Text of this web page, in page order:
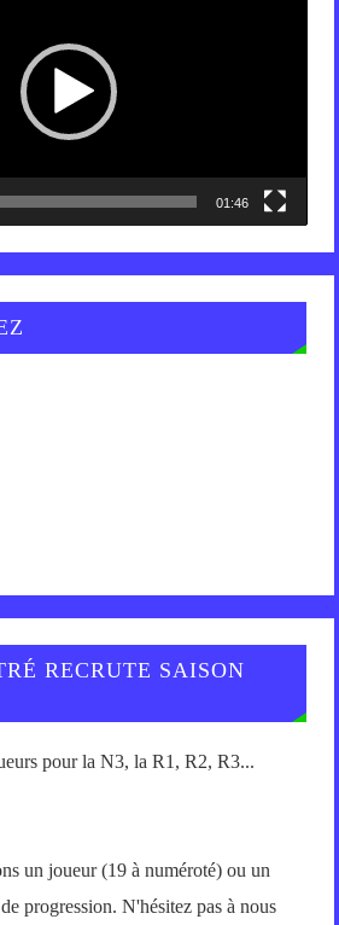
01:46
RECRUTE SAISON
pour la N3, la R1, R2, R3...
un joueur (19 à numéroté) ou un
progression. N'hésitez pas à nous